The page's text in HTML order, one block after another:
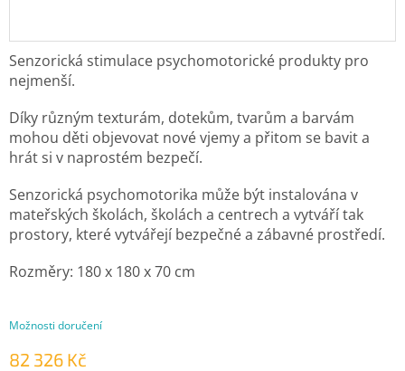
82 326 Kč
Možnosti doručení
Senzorická stimulace psychomotorické produkty pro
nejmenší.
Díky různým texturám, dotekům, tvarům a barvám
mohou děti objevovat nové vjemy a přitom se bavit a
hrát si v naprostém bezpečí.
Senzorická psychomotorika může být instalována v
mateřských školách, školách a centrech a vytváří tak
prostory, které vytvářejí bezpečné a zábavné prostředí.
Rozměry: 180 x 180 x 70 cm